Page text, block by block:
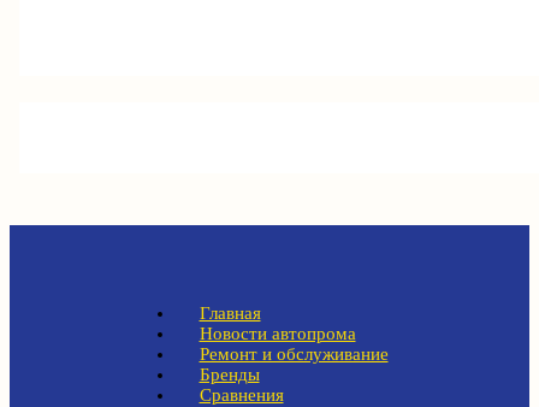
Главная
Новости автопрома
Ремонт и обслуживание
Бренды
Сравнения